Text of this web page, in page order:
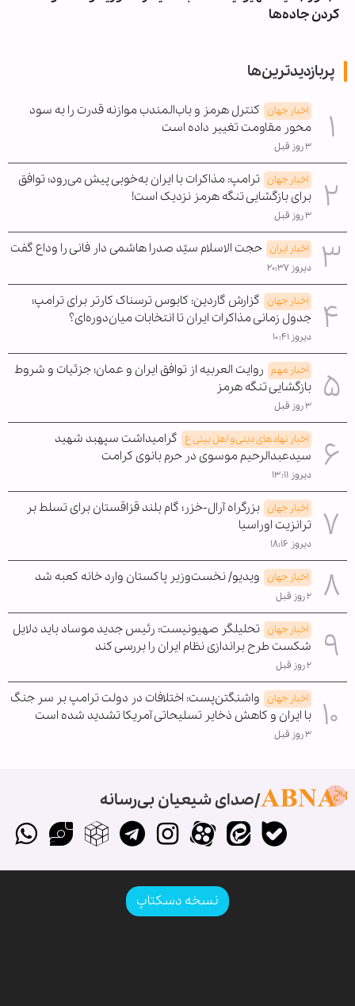
کردن جاده‌ها
پربازدیدترین‌ها
اخبار جهان کنترل هرمز و باب‌المندب موازنه قدرت را به سود
محور مقاومت تغییر داده است
۳ روز قبل
اخبار جهان ترامپ: مذاکرات با ایران به‌خوبی پیش می‌رود؛ توافق
برای بازگشایی تنگه هرمز نزدیک است!
۳ روز قبل
اخبار ایران حجت الاسلام سیّد صدرا هاشمی دار فانی را وداع گفت
دیروز ۲۰:۳۷
اخبار جهان گزارش گاردین: کابوس ترسناک کارتر برای ترامپ؛
جدول زمانی مذاکرات ایران تا انتخابات میان‌دوره‌ای؟
دیروز ۱۰:۴۱
اخبار مهم روایت العربیه از توافق ایران و عمان؛ جزئیات و شروط
بازگشایی تنگه هرمز
۳ روز قبل
اخبار نهادهای دینی و اهل بیتی ع گرامیداشت سپهبد شهید
سیدعبدالرحیم موسوی در حرم بانوی کرامت
دیروز ۱۳:۱۱
اخبار جهان بزرگراه آرال-خزر؛ گام بلند قزاقستان برای تسلط بر
ترانزیت اوراسیا
دیروز ۱۸:۱۶
اخبار جهان ویدیو/ نخست‌وزیر پاکستان وارد خانه کعبه شد
۲ روز قبل
اخبار جهان تحلیلگر صهیونیست: رئیس جدید موساد باید دلایل
شکست طرح براندازی نظام ایران را بررسی کند
۲ روز قبل
اخبار جهان واشنگتن‌پست: اختلافات در دولت ترامپ بر سر جنگ
با ایران و کاهش ذخایر تسلیحاتی آمریکا تشدید شده است
۳ روز قبل
صدای شیعیان بی‌رسانه
نسخه دسکتاپ